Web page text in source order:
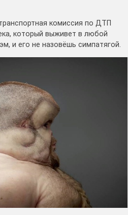
комиссия по ДТП
который выживет в любой
и его не назовёшь симпатягой.